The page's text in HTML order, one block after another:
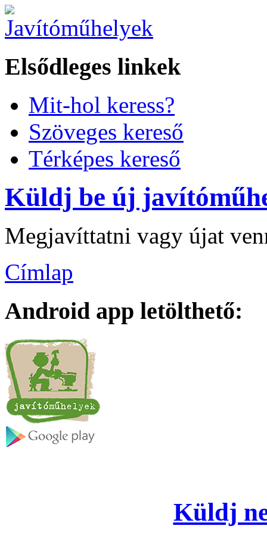
Elsődleges linkek
Mit-hol keress?
Szöveges kereső
Térképes kereső
Küldj be új
Megjavíttatni vagy újat
Címlap
Android app letölthető:
Küldj